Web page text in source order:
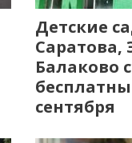
Детские
Саратова,
Балаково
сентября